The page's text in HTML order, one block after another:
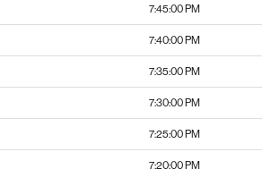
7:45:00 PM
7:40:00 PM
7:35:00 PM
7:30:00 PM
7:25:00 PM
7:20:00 PM